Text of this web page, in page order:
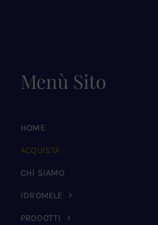
Menù Sito
HOME
ACQUISTA
CHI SIAMO
IDROMELE
PRODOTTI